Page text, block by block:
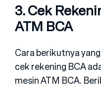
3. Cek
ATM BCA
Cara berikutnya
cek rekening BCA
mesin ATM BCA.